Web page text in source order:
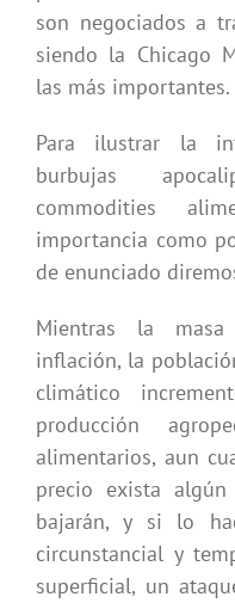
son negociados a
siendo la Chicago
las más importantes.
Para ilustrar la
burbujas
commodities
importancia como
de enunciado
Mientras la
inflación, la
climático
producción
alimentarios, aun
precio exista algún
bajarán, y si lo
circunstancial y
superficial, un